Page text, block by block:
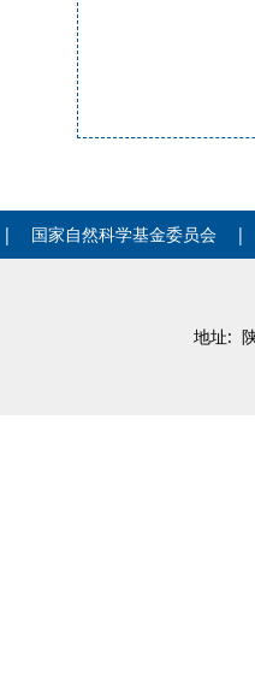
国家自然科学基金委员会
地址: